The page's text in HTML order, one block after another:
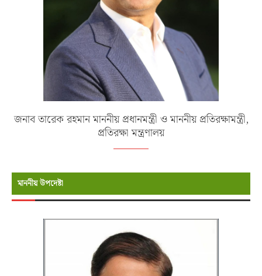
জনাব তারেক রহমান মাননীয় প্রধানমন্ত্রী ও মাননীয় প্রতিরক্ষামন্ত্রী,
প্রতিরক্ষা মন্ত্রণালয়
মাননীয় উপদেষ্টা